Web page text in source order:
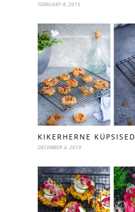
FEBRUARY 8, 2015
KIKERHERNE KÜPSISED
DECEMBER 4, 2019